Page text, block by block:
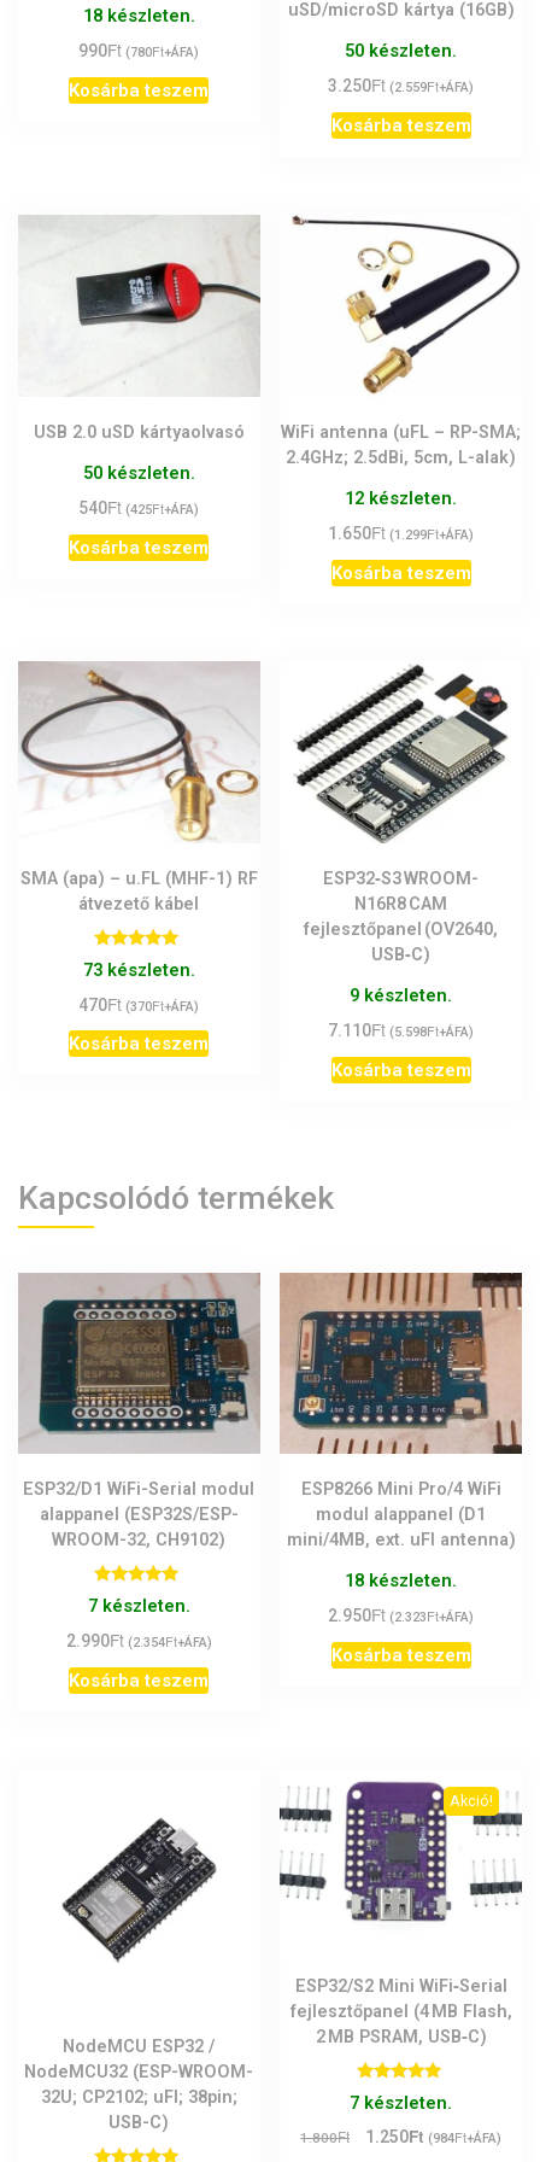
18 készleten.
990Ft (780Ft+ÁFA)
Kosárba teszem
uSD/microSD kártya (16GB)
50 készleten.
3.250Ft (2.559Ft+ÁFA)
Kosárba teszem
USB 2.0 uSD kártyaolvasó
50 készleten.
540Ft (425Ft+ÁFA)
Kosárba teszem
WiFi antenna (uFL – RP-SMA;
2.4GHz; 2.5dBi, 5cm, L-alak)
12 készleten.
1.650Ft (1.299Ft+ÁFA)
Kosárba teszem
SMA (apa) – u.FL (MHF-1) RF
átvezető kábel
Értékelés:
5.00
73 készleten.
470Ft (370Ft+ÁFA)
Kosárba teszem
ESP32‑S3 WROOM-
N16R8 CAM
fejlesztőpanel (OV2640,
USB‑C)
9 készleten.
7.110Ft (5.598Ft+ÁFA)
Kosárba teszem
Kapcsolódó termékek
ESP32/D1 WiFi-Serial modul
alappanel (ESP32S/ESP-
WROOM-32, CH9102)
Értékelés:
5.00
7 készleten.
2.990Ft (2.354Ft+ÁFA)
Kosárba teszem
ESP8266 Mini Pro/4 WiFi
modul alappanel (D1
mini/4MB, ext. uFl antenna)
18 készleten.
2.950Ft (2.323Ft+ÁFA)
Kosárba teszem
NodeMCU ESP32 /
NodeMCU32 (ESP-WROOM-
32U; CP2102; uFl; 38pin;
USB-C)
Akció!
ESP32/S2 Mini WiFi‑Serial
fejlesztőpanel (4 MB Flash,
2 MB PSRAM, USB‑C)
Értékelés:
5.00
/ 5
7 készleten.
1.800Ft
Original
1.250Ft Current
(984Ft+ÁFA)